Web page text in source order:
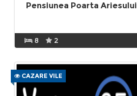
Pensiunea Poarta Ariesului
8 2
CAZARE VILE